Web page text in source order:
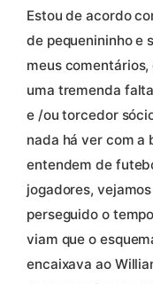
Estou de acordo
de pequenininho e
meus
uma tremenda
e /ou torcedor
nada há ver com a
entendem de
jogadores,
perseguido o
viam que o
encaixava ao